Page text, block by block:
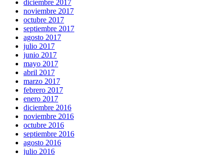
diciembre 2017
noviembre 2017
octubre 2017
septiembre 2017
agosto 2017
julio 2017
junio 2017
mayo 2017
abril 2017
marzo 2017
febrero 2017
enero 2017
diciembre 2016
noviembre 2016
octubre 2016
septiembre 2016
agosto 2016
julio 2016